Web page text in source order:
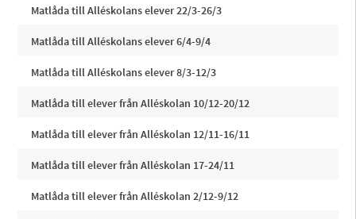
Matlåda till Alléskolans elever 22/3-26/3
Matlåda till Alléskolans elever 6/4-9/4
Matlåda till Alléskolans elever 8/3-12/3
Matlåda till elever från Alléskolan 10/12-20/12
Matlåda till elever från Alléskolan 12/11-16/11
Matlåda till elever från Alléskolan 17-24/11
Matlåda till elever från Alléskolan 2/12-9/12